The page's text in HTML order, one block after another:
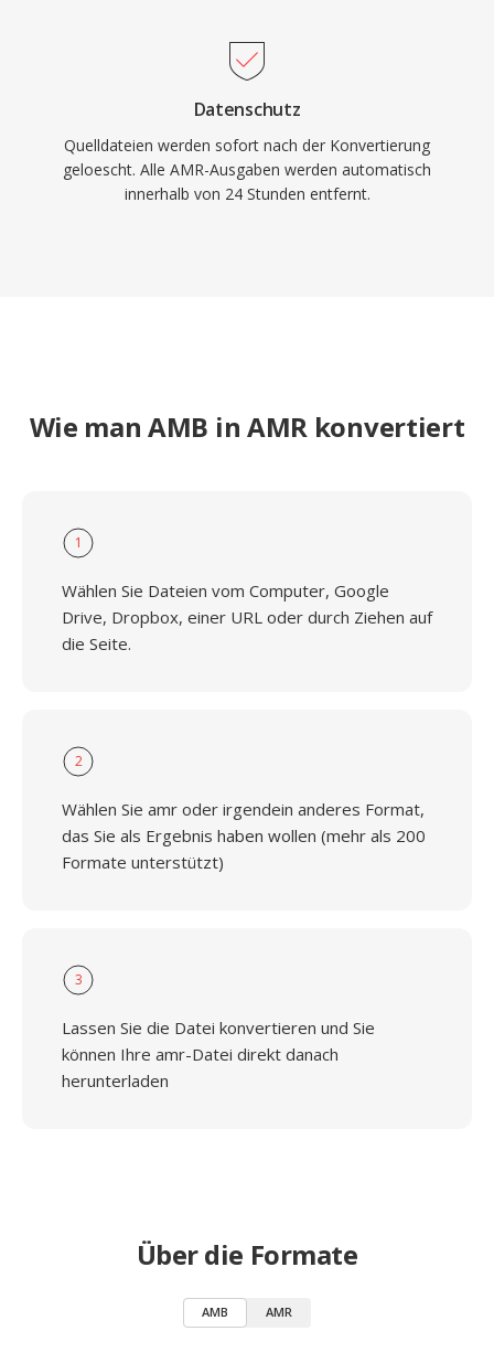
Datenschutz
Quelldateien werden sofort nach der Konvertierung
geloescht. Alle AMR-Ausgaben werden automatisch
innerhalb von 24 Stunden entfernt.
Wie man AMB in AMR konvertiert
1
Wählen Sie Dateien vom Computer, Google
Drive, Dropbox, einer URL oder durch Ziehen auf
die Seite.
2
Wählen Sie amr oder irgendein anderes Format,
das Sie als Ergebnis haben wollen (mehr als 200
Formate unterstützt)
3
Lassen Sie die Datei konvertieren und Sie
können Ihre amr-Datei direkt danach
herunterladen
Über die Formate
AMB AMR